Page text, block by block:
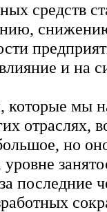
средств
и на
которые мы
отраслях,
но
уровне
последние